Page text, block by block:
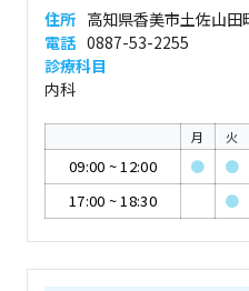
住所 高知県香美市土佐山田
電話 0887-53-2255
診療科目
内科
月 火
09:00 ~12:00 ● ●
17:00 ~18:30 ●